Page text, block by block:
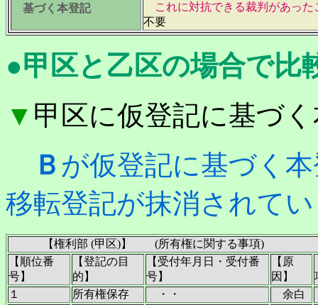
基づく本登記
これに対抗できる裁判があっ
不要
●甲区と乙区の場合で比
▼ 甲区に仮登記に基づ
Ｂ が仮登記に基づく
移転登記が抹消されて
【権利部 (甲区)】 (所有権に関する事項)
【順位番
号】
【登記の目
的】
【受付年月日・受付番
号】
【原
因】
１
所有権保存 ・・ 余白